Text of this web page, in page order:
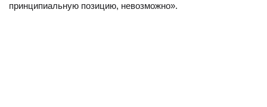
принципиальную позицию, невозможно».